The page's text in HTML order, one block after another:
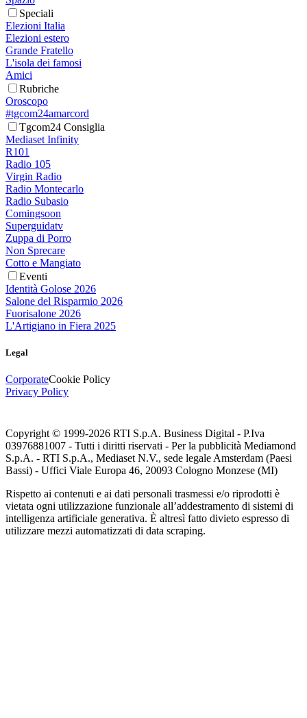
Speciali
Elezioni Italia
Elezioni estero
Grande Fratello
L'isola dei famosi
Amici
Rubriche
Oroscopo
#tgcom24amarcord
Tgcom24 Consiglia
Mediaset Infinity
R101
Radio 105
Virgin Radio
Radio Montecarlo
Radio Subasio
Comingsoon
Superguidatv
Zuppa di Porro
Non Sprecare
Cotto e Mangiato
Eventi
Identità Golose 2026
Salone del Risparmio 2026
Fuorisalone 2026
L'Artigiano in Fiera 2025
Legal
CorporateCookie Policy
Privacy Policy
Copyright © 1999-2026 RTI S.p.A. Business Digital - P.Iva
03976881007 - Tutti i diritti riservati - Per la pubblicità Mediamond
S.p.A. - RTI S.p.A., Mediaset N.V., sede legale Amsterdam (Paesi
Bassi) - Uffici Viale Europa 46, 20093 Cologno Monzese (MI)
Rispetto ai contenuti e ai dati personali trasmessi e/o riprodotti è
vietata ogni utilizzazione funzionale all’addestramento di sistemi di
intelligenza artificiale generativa. È altresì fatto divieto espresso di
utilizzare mezzi automatizzati di data scraping.